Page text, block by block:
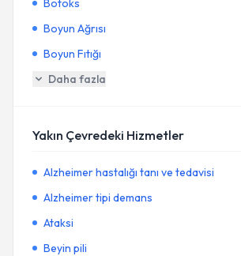
Botoks
Boyun Ağrısı
Boyun Fıtığı
Daha fazla
Yakın Çevredeki Hizmetler
Alzheimer hastalığı tanı ve tedavisi
Alzheimer tipi demans
Ataksi
Beyin pili